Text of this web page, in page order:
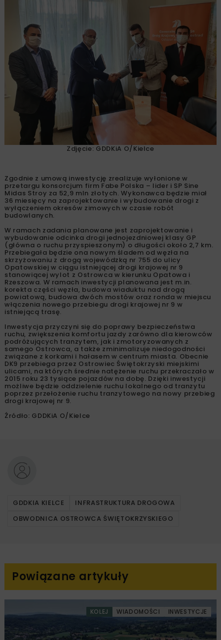
Zdjęcie: GDDKiA O/Kielce
Zgodnie z umową inwestycję zrealizuje wyłonione w
przetargu konsorcjum firm Fabe Polska – lider i SP Sine
Midas Stroy za 52,9 mln złotych. Wykonawca będzie miał
36 miesięcy na zaprojektowanie i wybudowanie drogi z
wyłączeniem okresów zimowych w czasie robót
budowlanych.
W ramach zadania planowane jest zaprojektowanie i
wybudowanie odcinka drogi jednojezdniowej klasy GP
(główna o ruchu przyspieszonym) o długości około 2,7 km.
Przebiegała będzie ona nowym śladem od węzła na
skrzyżowaniu z drogą wojewódzką nr 755 do ulicy
Opatowskiej w ciągu istniejącej drogi krajowej nr 9
stanowiącej wylot z Ostrowca w kierunku Opatowa i
Rzeszowa. W ramach inwestycji planowana jest m.in.
korekta części węzła, budowa wiaduktu nad drogą
powiatową, budowa dwóch mostów oraz ronda w miejscu
włączenia nowego przebiegu drogi krajowej nr 9 w
istniejącą trasę.
Inwestycja przyczyni się do poprawy bezpieczeństwa
ruchu, zwiększenia komfortu jazdy zarówno dla kierowców
podróżujących tranzytem, jak i zmotoryzowanych z
samego Ostrowca, a także zminimalizuje niedogodności
związane z korkami i hałasem w centrum miasta. Obecnie
DK9 przebiega przez Ostrowiec Świętokrzyski miejskimi
ulicami, na których średnie natężenie ruchu przekraczało w
2015 roku 23 tysiące pojazdów na dobę. Dzięki inwestycji
możliwe będzie oddzielenie ruchu lokalnego od tranzytu
poprzez przełożenie ruchu tranzytowego na nowy przebieg
drogi krajowej nr 9.
Źródło: GDDKiA O/Kielce
GDDKIA KIELCE
INFRASTRUKTURA DROGOWA
OBWODNICA OSTROWCA ŚWIĘTOKRZYSKIEGO
Powiązane artykuły
KOLEJ WIADOMOŚCI INWESTYCJE